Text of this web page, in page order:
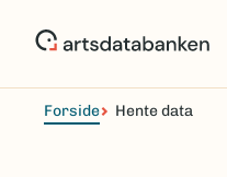
Forside Hente data